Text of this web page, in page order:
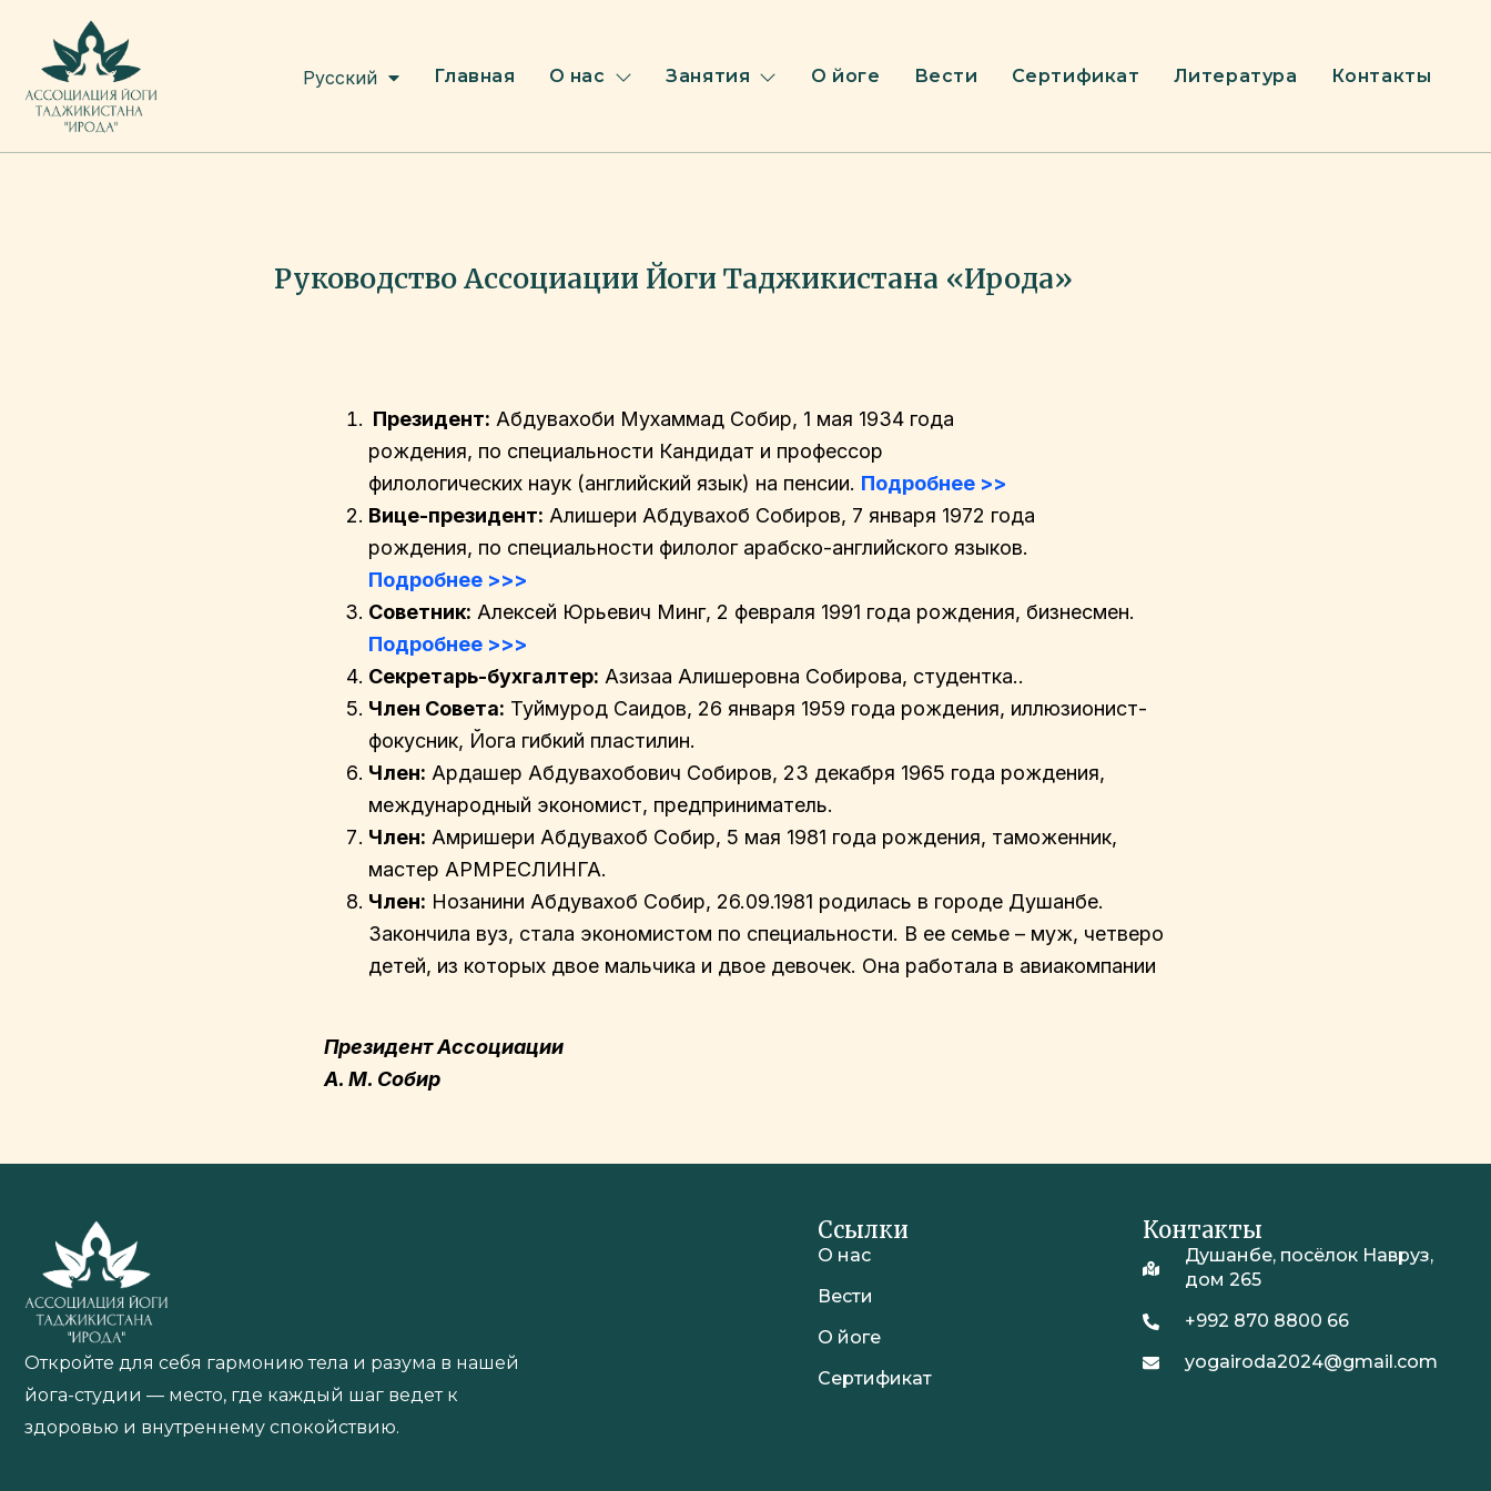
Русский
Tоҷикӣ
Главная О нас Занятия О йоге Вести Сертификат Литература Контакты
Руководство Ассоциации Йоги Таджикистана «Ирода»
Президент: Абдувахоби Мухаммад Собир, 1 мая 1934 года
рождения, по специальности Кандидат и профессор
филологических наук (английский язык) на пенсии. Подробнее >>
Вице-президент: Алишери Абдувахоб Собиров, 7 января 1972 года
рождения, по специальности филолог арабско-английского языков.
Подробнее >>>
Советник: Алексей Юрьевич Минг, 2 февраля 1991 года рождения, бизнесмен.
Подробнее >>>
Секретарь-бухгалтер: Азизаа Алишеровна Собирова, студентка..
Член Совета: Туймурод Саидов, 26 января 1959 года рождения, иллюзионист-
фокусник, Йога гибкий пластилин.
Член: Ардашер Абдувахобович Собиров, 23 декабря 1965 года рождения,
международный экономист, предприниматель.
Член: Амришери Абдувахоб Собир, 5 мая 1981 года рождения, таможенник,
мастер АРМРЕСЛИНГА.
Член: Нозанини Абдувахоб Собир, 26.09.1981 родилась в городе Душанбе.
Закончила вуз, стала экономистом по специальности. В ее семье – муж, четверо
детей, из которых двое мальчика и двое девочек. Она работала в авиакомпании
Президент Ассоциации
А. М. Собир
Откройте для себя гармонию тела и разума в нашей
йога-студии — место, где каждый шаг ведет к
здоровью и внутреннему спокойствию.
Ссылки
О нас
Вести
О йоге
Сертификат
Контакты
Душанбе, посёлок Навруз,
дом 265
+992 870 8800 66
yogairoda2024@gmail.com